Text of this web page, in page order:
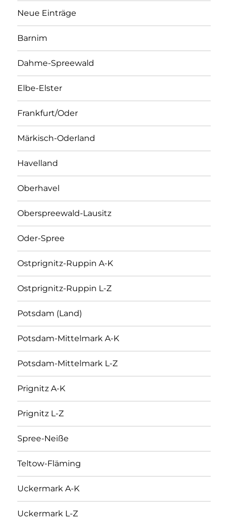
Neue Einträge
Barnim
Dahme-Spreewald
Elbe-Elster
Frankfurt/Oder
Märkisch-Oderland
Havelland
Oberhavel
Oberspreewald-Lausitz
Oder-Spree
Ostprignitz-Ruppin A-K
Ostprignitz-Ruppin L-Z
Potsdam (Land)
Potsdam-Mittelmark A-K
Potsdam-Mittelmark L-Z
Prignitz A-K
Prignitz L-Z
Spree-Neiße
Teltow-Fläming
Uckermark A-K
Uckermark L-Z